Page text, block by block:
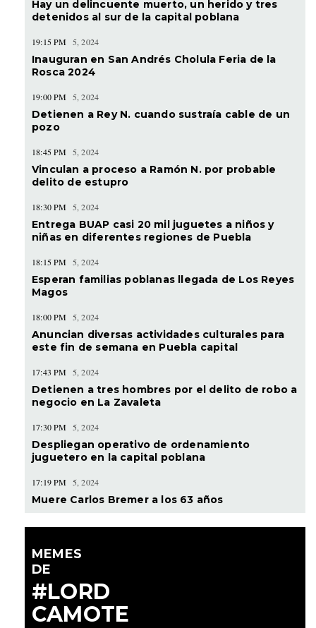
Hay un delincuente muerto, un herido y tres
detenidos al sur de la capital poblana
19:15 PM 5, 2024
Inauguran en San Andrés Cholula Feria de la
Rosca 2024
19:00 PM 5, 2024
Detienen a Rey N. cuando sustraía cable de un
pozo
18:45 PM 5, 2024
Vinculan a proceso a Ramón N. por probable
delito de estupro
18:30 PM 5, 2024
Entrega BUAP casi 20 mil juguetes a niños y
niñas en diferentes regiones de Puebla
18:15 PM 5, 2024
Esperan familias poblanas llegada de Los Reyes
Magos
18:00 PM 5, 2024
Anuncian diversas actividades culturales para
este fin de semana en Puebla capital
17:43 PM 5, 2024
Detienen a tres hombres por el delito de robo a
negocio en La Zavaleta
17:30 PM 5, 2024
Despliegan operativo de ordenamiento
juguetero en la capital poblana
17:19 PM 5, 2024
Muere Carlos Bremer a los 63 años
MEMES
DE
#LORD
CAMOTE